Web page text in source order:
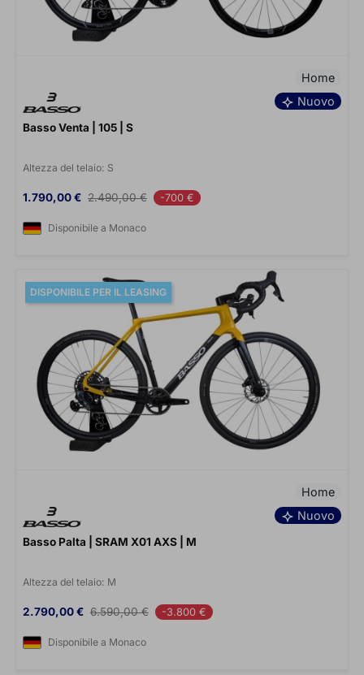
Home
Nuovo
Basso Venta | 105 | S
Altezza del telaio: S
Prezzo
1.790,00 € Prezzo base
2.490,00 € -700 €
Disponibile a Monaco
Home
Nuovo
Basso Palta | SRAM X01 AXS | M
Altezza del telaio: M
Prezzo
2.790,00 € Prezzo base
6.590,00 € -3.800 €
Disponibile a Monaco
DISPONIBILE PER IL LEASING